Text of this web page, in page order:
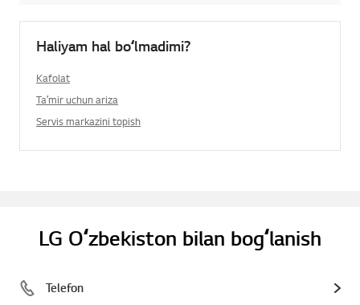
Haliyam hal boʻlmadimi?
Kafolat
Taʼmir uchun ariza
Servis markazini topish
LG Oʻzbekiston bilan bogʻlanish
Telefon